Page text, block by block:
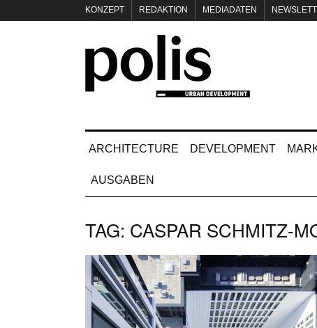
KONZEPT REDAKTION MEDIADATEN
ARCHITECTURE DEVELOPMENT
AUSGABEN
TAG: CASPAR SCHMITZ-